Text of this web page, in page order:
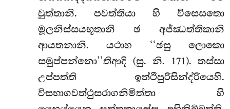
වුත්තානි. පවත්තියා හි විසෙසතො
මූලනිස්සයභූතානි ඡ අජ්ඣත්තිකානි
ආයතනානි. යථාහ ‘‘ඡසු ලොකො
සමුප්පන්නො’’තිආදි (සු. නි. 171). තස්සා
උප්පත්ති ඉත්ථිපුරිසින්ද්රියෙහි.
විසභාගවත්ථුසරාගනිමිත්තා හි